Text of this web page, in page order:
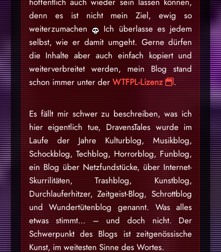
denn es ist nicht mein Ziel, ewig so
weiterzumachen
Ich überlasse es jedem
selbst, wie er damit umgeht. Gerne dürfen
die Inhalte aber auch einfach kopiert und
weiterverbreitet werden, mein Blog stand
schon immer unter der WTFPL-Lizenz .
Es fällt mir schwer zu beschreiben, was ich
hier eigentlich tue, DravensTales wurde im
Laufe der Jahre Kulturblog, Musikblog,
Schockblog, Techblog, Horrorblog, Funblog,
ein Blog über Netzfundstücke, über Internet-
Skurrilitäten, Trashblog, Kunstblog,
Durchlauferhitzer, Zeitgeist-Blog, Schrottblog
und Wundertütenblog genannt. Was alles
etwas stimmt… – und doch nicht. Der
Schwerpunkt des Blogs ist zeitgenössische
Kunst, im weitesten Sinne des Wortes.